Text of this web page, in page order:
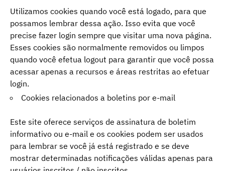
Utilizamos cookies quando você está logado, para que
possamos lembrar dessa ação. Isso evita que você
precise fazer login sempre que visitar uma nova página.
Esses cookies são normalmente removidos ou limpos
quando você efetua logout para garantir que você possa
acessar apenas a recursos e áreas restritas ao efetuar
login.
Cookies relacionados a boletins por e-mail
Este site oferece serviços de assinatura de boletim
informativo ou e-mail e os cookies podem ser usados ​​
para lembrar se você já está registrado e se deve
mostrar determinadas notificações válidas apenas para